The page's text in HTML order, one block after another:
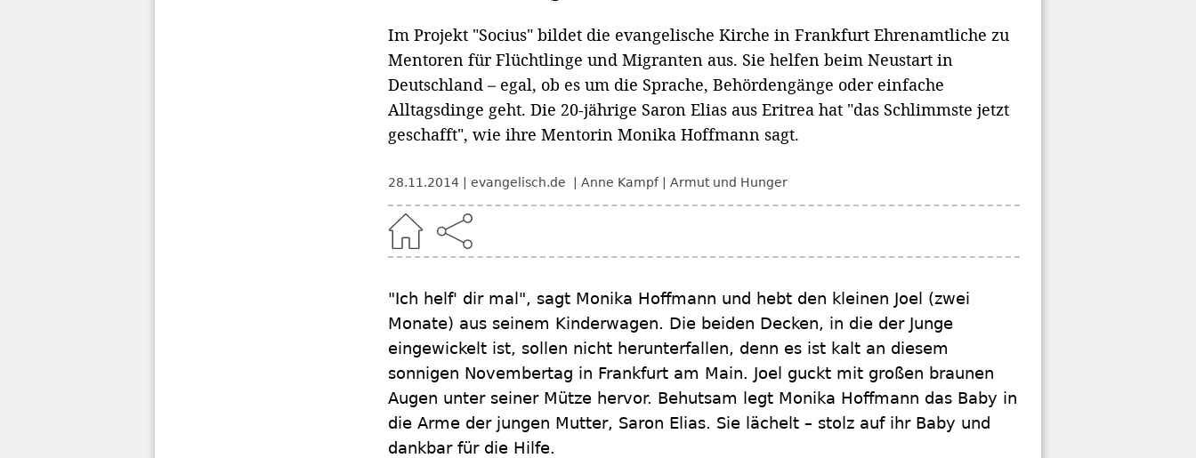
Im Projekt "Socius" bildet die evangelische Kirche in Frankfurt Ehrenamtliche zu
Mentoren für Flüchtlinge und Migranten aus. Sie helfen beim Neustart in
Deutschland – egal, ob es um die Sprache, Behördengänge oder einfache
Alltagsdinge geht. Die 20-jährige Saron Elias aus Eritrea hat "das Schlimmste jetzt
geschafft", wie ihre Mentorin Monika Hoffmann sagt.
28.11.2014 evangelisch.de Anne Kampf Armut und Hunger
"Ich helf' dir mal", sagt Monika Hoffmann und hebt den kleinen Joel (zwei
Monate) aus seinem Kinderwagen. Die beiden Decken, in die der Junge
eingewickelt ist, sollen nicht herunterfallen, denn es ist kalt an diesem
sonnigen Novembertag in Frankfurt am Main. Joel guckt mit großen braunen
Augen unter seiner Mütze hervor. Behutsam legt Monika Hoffmann das Baby in
die Arme der jungen Mutter, Saron Elias. Sie lächelt – stolz auf ihr Baby und
dankbar für die Hilfe.